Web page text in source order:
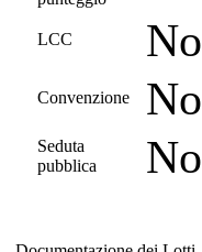
LCC No
Convenzione No
Seduta
pubblica
No